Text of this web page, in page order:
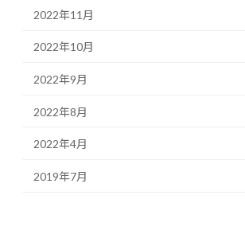
2022年11月
2022年10月
2022年9月
2022年8月
2022年4月
2019年7月